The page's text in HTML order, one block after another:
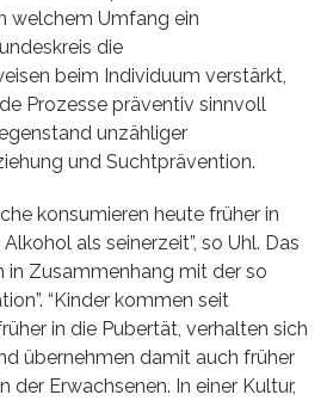
welchem Umfang ein
die
beim Individuum verstärkt,
Prozesse präventiv sinnvoll
unzähliger
und Suchtprävention.
konsumieren heute früher in
als seinerzeit”, so Uhl. Das
in Zusammenhang mit der so
“Kinder kommen seit
in die Pubertät, verhalten sich
übernehmen damit auch früher
der Erwachsenen. In einer Kultur,